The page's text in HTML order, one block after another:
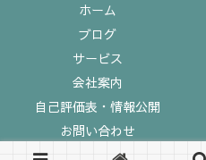
ホーム
ブログ
サービス
会社案内
自己評価表・情報公開
お問い合わせ